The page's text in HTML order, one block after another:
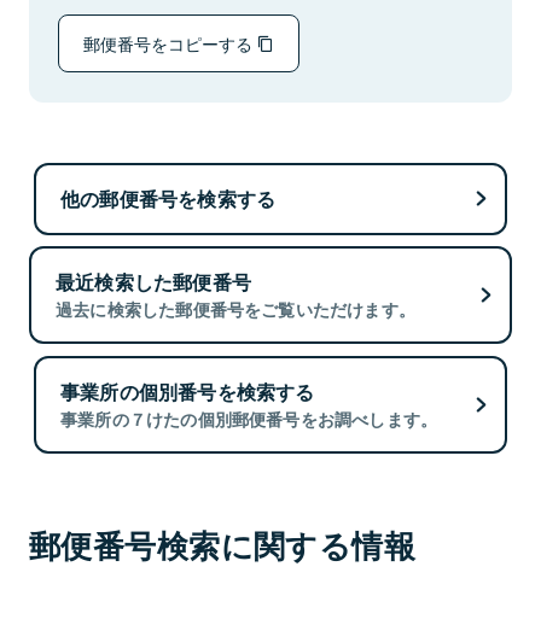
郵便番号をコピーする
他の郵便番号を検索する
最近検索した郵便番号
過去に検索した郵便番号をご覧いただけます。
事業所の個別番号を検索する
事業所の７けたの個別郵便番号をお調べします。
郵便番号検索に関する情報